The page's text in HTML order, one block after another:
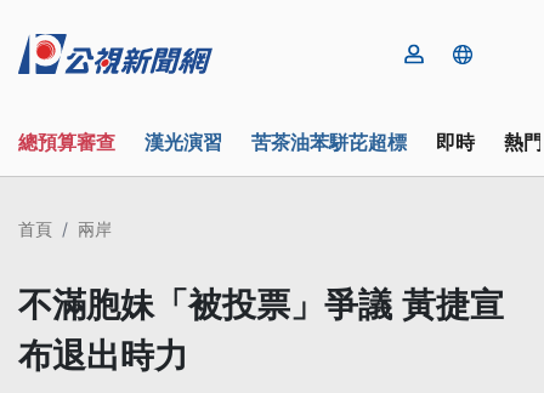
總預算審查 漢光演習 苦茶油苯駢芘超標 即時 熱
首頁 兩岸
不滿胞妹「被投票」爭議 黃捷宣
布退出時力